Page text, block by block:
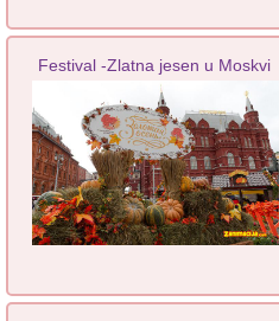
Festival -Zlatna jesen u Moskvi